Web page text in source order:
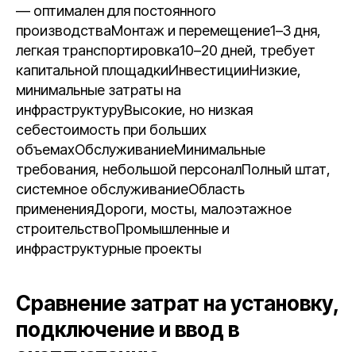
— оптимален для постоянного
производстваМонтаж и перемещение1–3 дня,
легкая транспортировка10–20 дней, требует
капитальной площадкиИнвестицииНизкие,
минимальные затраты на
инфраструктуруВысокие, но низкая
себестоимость при больших
объемахОбслуживаниеМинимальные
требования, небольшой персоналПолный штат,
системное обслуживаниеОбласть
примененияДороги, мосты, малоэтажное
строительствоПромышленные и
инфраструктурные проекты
Сравнение затрат на установку,
подключение и ввод в